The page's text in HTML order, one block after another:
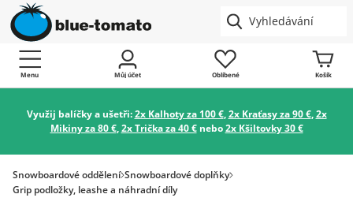
Menu Můj účet Oblíbené Košík
Využij balíčky a ušetři:2x Kalhoty za 100 €,2x Kraťasy za 90 €,2x
Mikiny za 80 €,2x Trička za 40 €nebo2x Kšiltovky 30 €
Snowboardové oddělení Snowboardové doplňky
Grip podložky, leashe a náhradní díly